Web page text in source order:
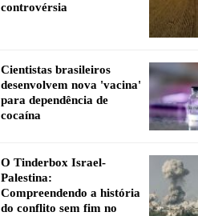
controvérsia
Cientistas brasileiros
desenvolvem nova 'vacina'
para dependência de
cocaína
O Tinderbox Israel-
Palestina:
Compreendendo a história
do conflito sem fim no